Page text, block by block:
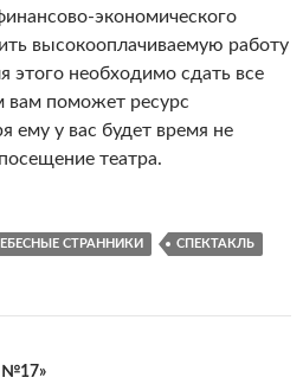
экономического
высокооплачиваемую работу
необходимо сдать все
вам поможет ресурс
ему у вас будет время не
театра.
СТРАННИКИ СПЕКТАКЛЬ
№17»